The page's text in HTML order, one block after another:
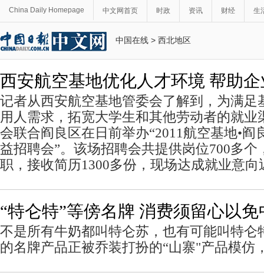
China Daily Homepage 中文网首页 时政 资讯 财经 生
中国在线 > 西北地区
西安航空基地优化人才环境 帮助
记者从西安航空基地管委会了解到，为满足
用人需求，拓宽大学生和其他劳动者的就业
会联合阎良区在日前举办“2011航空基地•阎
益招聘会”。该场招聘会共提供岗位700多个
职，接收简历1300多份，现场达成就业意向
“特仑特”等傍名牌 消费须留心以免
不是所有牛奶都叫特仑苏，也有可能叫特
的名牌产品正被乔装打扮的“山寨"产品模仿